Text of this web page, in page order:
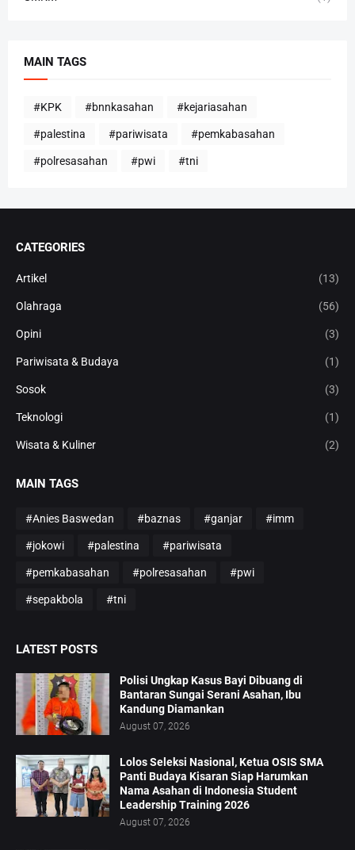
MAIN TAGS
#KPK #bnnkasahan #kejariasahan
#palestina #pariwisata #pemkabasahan
#polresasahan #pwi #tni
CATEGORIES
Artikel (13)
Olahraga (56)
Opini (3)
Pariwisata & Budaya (1)
Sosok (3)
Teknologi (1)
Wisata & Kuliner (2)
MAIN TAGS
#Anies Baswedan #baznas #ganjar #imm
#jokowi #palestina #pariwisata
#pemkabasahan #polresasahan #pwi
#sepakbola #tni
LATEST POSTS
Polisi Ungkap Kasus Bayi Dibuang di
Bantaran Sungai Serani Asahan, Ibu
Kandung Diamankan
August 07, 2026
Lolos Seleksi Nasional, Ketua OSIS SMA
Panti Budaya Kisaran Siap Harumkan
Nama Asahan di Indonesia Student
Leadership Training 2026
August 07, 2026